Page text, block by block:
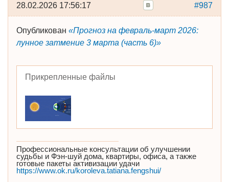
#987
28.02.2026 17:56:17
Опубликован «Прогноз на февраль-март 2026:
лунное затмение 3 марта (часть 6)»
Прикрепленные файлы
Профессиональные консультации об улучшении
судьбы и Фэн-шуй дома, квартиры, офиса, а также
готовые пакеты активизации удачи
https://www.ok.ru/koroleva.tatiana.fengshui/